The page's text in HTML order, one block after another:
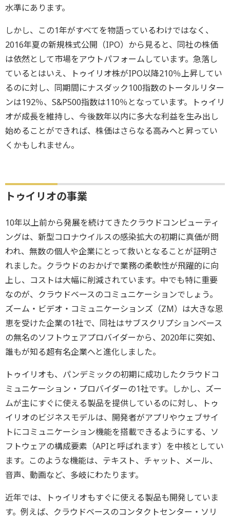
水準にあります。
しかし、この1年がすべてを物語っているわけではなく、
2016年夏の新規株式公開（IPO）から見ると、同社の株価
は依然として市場をアウトパフォームしています。急落し
ているとはいえ、トゥイリオ株がIPO以降210％上昇してい
るのに対し、同期間にナスダック100指数のトータルリター
ンは192％、S&P500指数は110％となっています。トゥイリ
オが成長を維持し、今後数年以内に多大な利益を生み出し
始めることができれば、株価はさらなる高みへと昇ってい
くかもしれません。
トゥイリオの事業
10年以上前から発展を続けてきたクラウドコンピューティ
ングは、新型コロナウイルスの感染拡大の初期に真価が問
われ、無数の個人や企業にとって救いとなることが証明さ
れました。クラウドのおかげで業務の柔軟性が飛躍的に向
上し、コストは大幅に削減されています。中でも特に重要
なのが、クラウドベースのコミュニケーションでしょう。
ズーム・ビデオ・コミュニケーションズ（ZM）は大きな恩
恵を受けた企業の1社で、同社はサブスクリプションベース
の無名のソフトウェアプロバイダーから、2020年に突如、
誰もが知る超有名企業へと進化しました。
トゥイリオも、パンデミックの初期に成功したクラウドコ
ミュニケーション・プロバイダーの1社です。しかし、ズー
ムが主にすぐに使える製品を提供しているのに対し、トゥ
イリオのビジネスモデルは、開発者がアプリやウェブサイ
トにコミュニケーション機能を搭載できるようにする、ソ
フトウェアの構成要素（APIと呼ばれます）を中核としてい
ます。このような機能は、テキスト、チャット、メール、
音声、動画など、多岐にわたります。
近年では、トゥイリオもすぐに使える製品も開発していま
す。例えば、クラウドベースのコンタクトセンター・ソリ